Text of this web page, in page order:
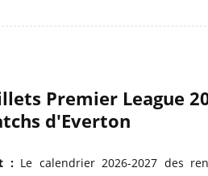
Premier League
d'Everton
:Le calendrier 2026-2027 des